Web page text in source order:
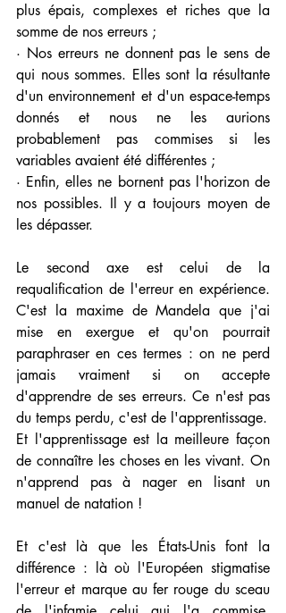
plus épais, complexes et riches que la
somme de nos erreurs ;
· Nos erreurs ne donnent pas le sens de
qui nous sommes. Elles sont la résultante
d'un environnement et d'un espace-temps
donnés et nous ne les aurions
probablement pas commises si les
variables avaient été différentes ;
· Enfin, elles ne bornent pas l'horizon de
nos possibles. Il y a toujours moyen de
les dépasser.
Le second axe est celui de la
requalification de l'erreur en expérience.
C'est la maxime de Mandela que j'ai
mise en exergue et qu'on pourrait
paraphraser en ces termes : on ne perd
jamais vraiment si on accepte
d'apprendre de ses erreurs. Ce n'est pas
Et l'apprentissage est la meilleure façon
de connaître les choses en les vivant. On
n'apprend pas à nager en lisant un
manuel de natation !
Et c'est là que les États-Unis font la
différence : là où l'Européen stigmatise
l'erreur et marque au fer rouge du sceau